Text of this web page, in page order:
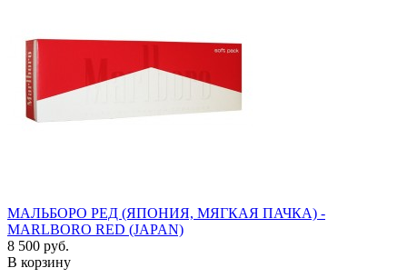
МАЛЬБОРО РЕД (ЯПОНИЯ, МЯГКАЯ ПАЧКА) -
MARLBORO RED (JAPAN)
8 500 руб.
В корзину